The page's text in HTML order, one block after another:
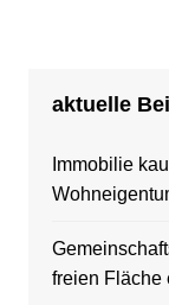
aktuelle
Immobilie
freien Fläche